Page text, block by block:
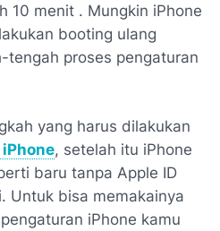
10 menit . Mungkin iPhone
booting ulang
tengah proses pengaturan
yang harus dilakukan
, setelah itu iPhone
baru tanpa Apple ID
Untuk bisa memakainya
iPhone kamu